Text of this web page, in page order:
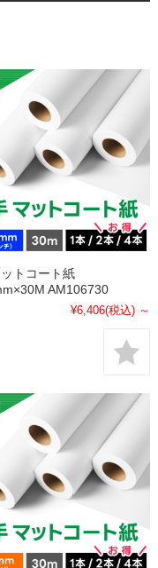
トコート紙
AM106730
¥6,406(税込) ～